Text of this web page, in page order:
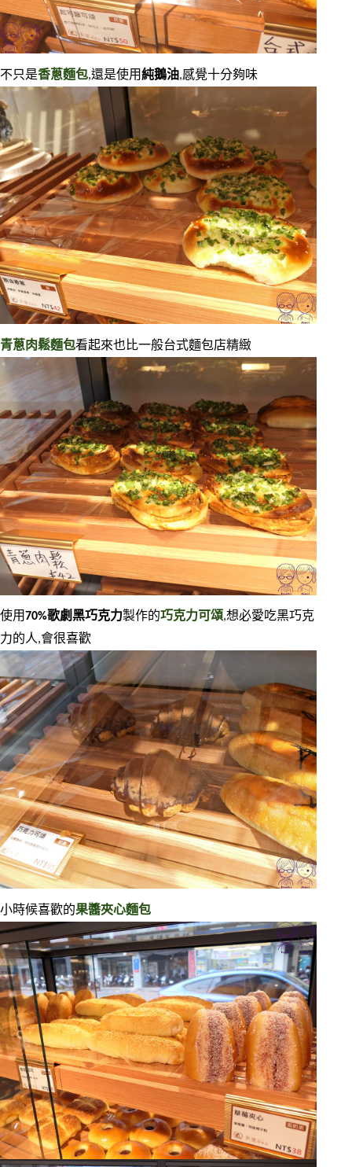
不只是香蔥麵包,還是使用純鵝油,感覺十分夠味
青蔥肉鬆麵包看起來也比一般台式麵包店精緻
使用70%歌劇黑巧克力製作的巧克力可頌,想必愛吃黑巧克
力的人,會很喜歡
小時候喜歡的果醬夾心麵包